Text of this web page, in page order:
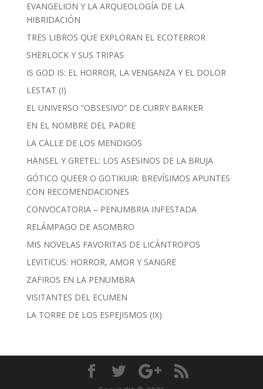
EVANGELION Y LA ARQUEOLOGÍA DE LA
HIBRIDACIÓN
TRES LIBROS QUE EXPLORAN EL ECOTERROR
SHERLOCK Y SUS TRIPAS
IS GOD IS: EL HORROR, LA VENGANZA Y EL DOLOR
LESTAT (I)
EL UNIVERSO “OBSESIVO” DE CURRY BARKER
EN EL NOMBRE DEL PADRE
LA CALLE DE LOS MENDIGOS
HÄNSEL Y GRETEL: LOS ASESINOS DE LA BRUJA
GÓTICO QUEER O GOTIKUIR: BREVÍSIMOS APUNTES
CON RECOMENDACIONES
CONVOCATORIA – PENUMBRIA INFESTADA
RELÁMPAGO DE ASOMBRO
MIS NOVELAS FAVORITAS DE LICÁNTROPOS
LEVITICUS: HORROR, AMOR Y SANGRE
ZAFIROS EN LA PENUMBRA
VISITANTES DEL ECUMEN
LA TORRE DE LOS ESPEJISMOS (IX)